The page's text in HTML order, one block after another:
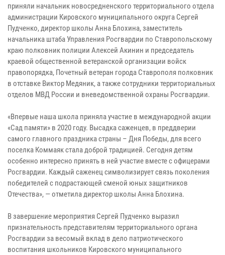
приняли начальник новосредненского территориального отдела
администрации Кировского муниципального округа Сергей
Пудченко, директор школы Анна Блохина, заместитель
начальника штаба Управления Росгвардии по Ставропольскому
краю полковник полиции Алексей Акинин и председатель
краевой общественной ветеранской организации войск
правопорядка, Почетный ветеран города Ставрополя полковник
в отставке Виктор Медяник, а также сотрудники территориальных
отделов МВД России и вневедомственной охраны Росгвардии.
«Впервые наша школа приняла участие в международной акции
«Сад памяти» в 2020 году. Высадка саженцев, в преддверии
самого главного праздника страны – Дня Победы, для всего
поселка Коммаяк стала доброй традицией. Сегодня детям
особенно интересно принять в ней участие вместе с офицерами
Росгвардии. Каждый саженец символизирует связь поколения
победителей с подрастающей сменой юных защитников
Отечества», — отметила директор школы Анна Блохина.
В завершение мероприятия Сергей Пудченко выразил
признательность представителям территориального органа
Росгвардии за весомый вклад в дело патриотического
воспитания школьников Кировского муниципального